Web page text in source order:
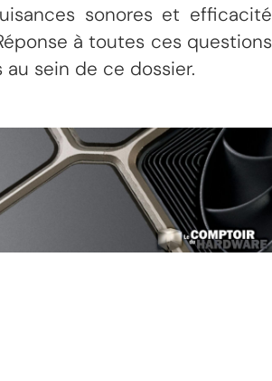
sonores et efficacité
à toutes ces questions
sein de ce dossier.